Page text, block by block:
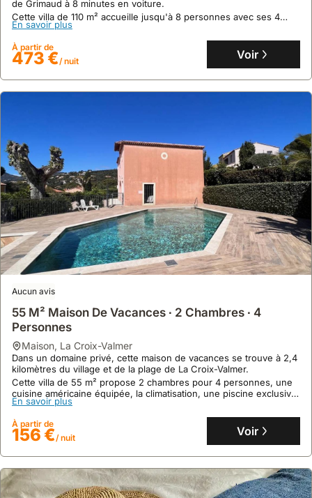
de Grimaud à 8 minutes en voiture.
Cette villa de 110 m² accueille jusqu'à 8 personnes avec ses 4
chambres, sa cuisine équipée, sa terrasse et son jardin, offrant un
En savoir plus
À partir de
473 €/ nuit Voir
Aucun avis
55 M² Maison De Vacances ∙ 2 Chambres ∙ 4
Personnes
maison, La Croix-Valmer
Dans un domaine privé, cette maison de vacances se trouve à 2,4
kilomètres du village et de la plage de La Croix-Valmer.
Cette villa de 55 m² propose 2 chambres pour 4 personnes, une
cuisine américaine équipée, la climatisation, une piscine exclusive
et une terrasse dans une résidence sécurisée.
En savoir plus
À partir de
156 €/ nuit Voir